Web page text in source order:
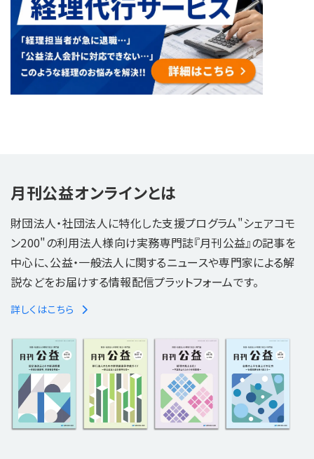
月刊公益オンラインとは
財団法人・社団法人に特化した支援プログラム"シェアコモ
ン200"の利用法人様向け実務専門誌『月刊公益』の記事を
中心に、公益・一般法人に関するニュースや専門家による解
説などをお届けする情報配信プラットフォームです。
詳しくはこちら